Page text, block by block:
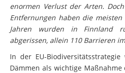
enormen Verlust der Arten.
Entfernungen haben die
Jahren wurden in Finnland
abgerissen, allein 110 Barrieren
In der EU-
Dämmen als wichtige